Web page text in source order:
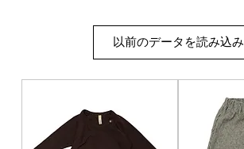
度袖を通すと、きっと子どもにとっ
い相棒の1着になるかと思い
以前のデータを読み込み